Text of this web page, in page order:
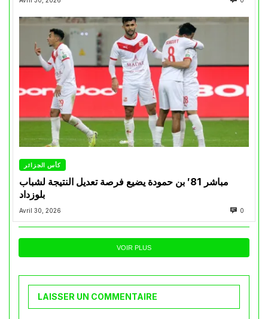
كأس الجزائر
مباشر 81′ بن حمودة يضيع فرصة تعديل النتيجة لشباب
بلوزداد
Avril 30, 2026 0
VOIR PLUS
LAISSER UN COMMENTAIRE